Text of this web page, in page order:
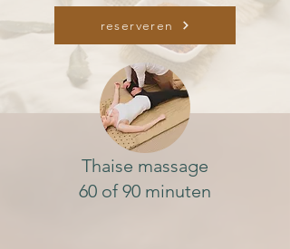
reserveren
Thaise massage
60 of 90 minuten